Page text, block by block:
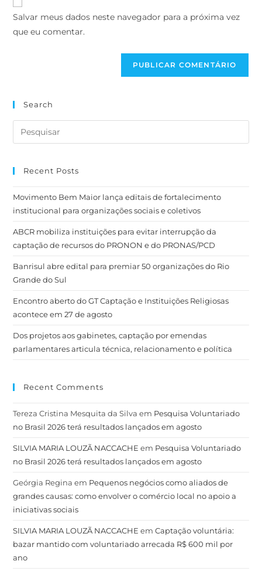
Salvar meus dados neste navegador para a próxima vez
que eu comentar.
Search
Recent Posts
Movimento Bem Maior lança editais de fortalecimento
institucional para organizações sociais e coletivos
ABCR mobiliza instituições para evitar interrupção da
captação de recursos do PRONON e do PRONAS/PCD
Banrisul abre edital para premiar 50 organizações do Rio
Grande do Sul
Encontro aberto do GT Captação e Instituições Religiosas
acontece em 27 de agosto
Dos projetos aos gabinetes, captação por emendas
parlamentares articula técnica, relacionamento e política
Recent Comments
Tereza Cristina Mesquita da Silva em Pesquisa Voluntariado
no Brasil 2026 terá resultados lançados em agosto
SILVIA MARIA LOUZÃ NACCACHE em Pesquisa Voluntariado
no Brasil 2026 terá resultados lançados em agosto
Geórgia Regina em Pequenos negócios como aliados de
grandes causas: como envolver o comércio local no apoio a
iniciativas sociais
SILVIA MARIA LOUZÃ NACCACHE emCaptação voluntária:
bazar mantido com voluntariado arrecada R$ 600 mil por
ano